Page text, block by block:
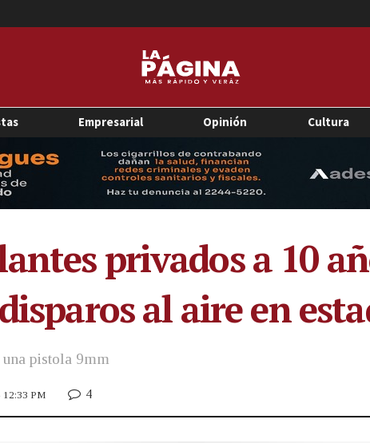
Empresarial Opinión Cultura
privados a 10
al aire en
pistola 9mm
12:33 PM 4